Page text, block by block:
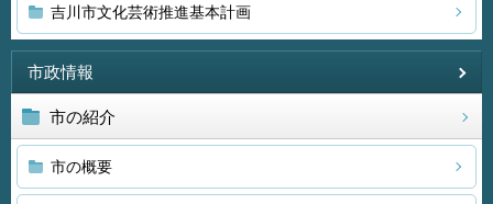
吉川市文化芸術推進基本計画
市政情報
市の紹介
市の概要